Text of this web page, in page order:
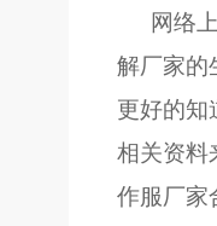
网络上
解厂家的
更好的知
相关资料
作服厂家